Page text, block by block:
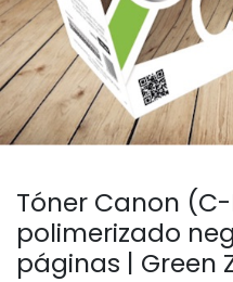
Tóner Canon
polimerizado
páginas | Green